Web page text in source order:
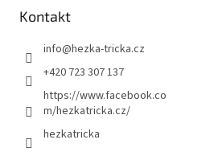
Kontakt
info@hezka-tricka.cz
+420 723 307 137
https://www.facebook.co
m/hezkatricka.cz/
hezkatricka